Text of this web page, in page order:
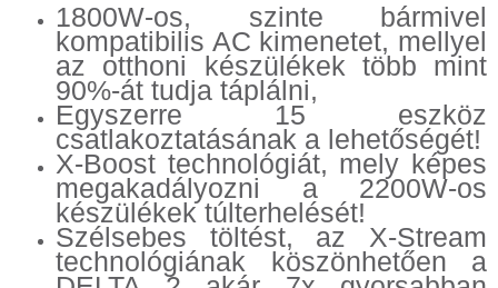
1800W-os, szinte bármivel
kompatibilis AC kimenetet, mellyel
az otthoni készülékek több mint
90%-át tudja táplálni,
Egyszerre 15 eszköz
csatlakoztatásának a lehetőségét!
X-Boost technológiát, mely képes
megakadályozni a 2200W-os
készülékek túlterhelését!
Szélsebes töltést, az X-Stream
technológiának köszönhetően a